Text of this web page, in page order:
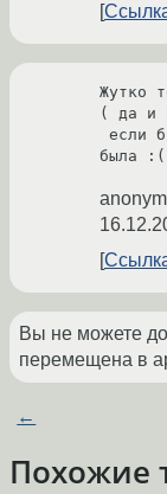
Жутко
( да и
была :(
Вы не можете
перемещена в
←
Похожие